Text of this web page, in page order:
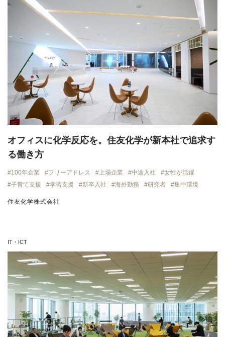
オフィスに化学反応を。住友化学が新本社で追求す
る働き方
100年企業 フリーアドレス 上場企業 中途入社
女性が活躍
子育て支援
学習支援 新卒入社 海外勤務 研究者 集中環境
住友化学株式会社
IT・ICT